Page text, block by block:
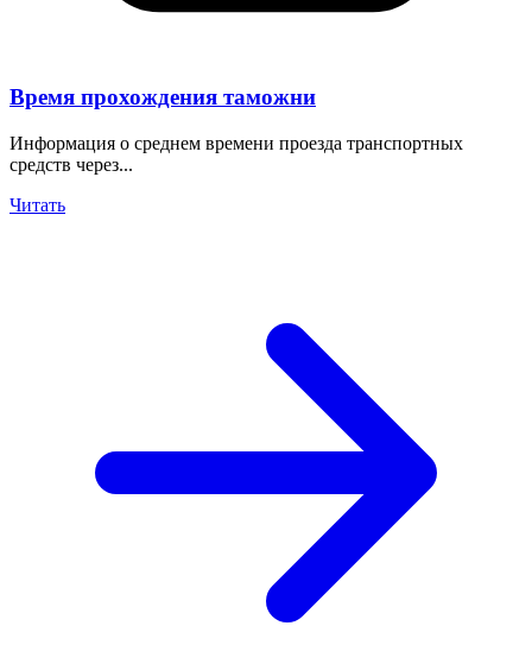
Время прохождения таможни
Информация о среднем времени проезда транспортных
средств через...
Читать